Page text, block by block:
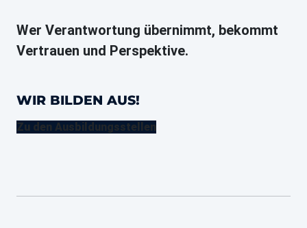
Wer Verantwortung übernimmt, bekommt
Vertrauen und Perspektive.
WIR BILDEN AUS!
Zu den Ausbildungsstellen